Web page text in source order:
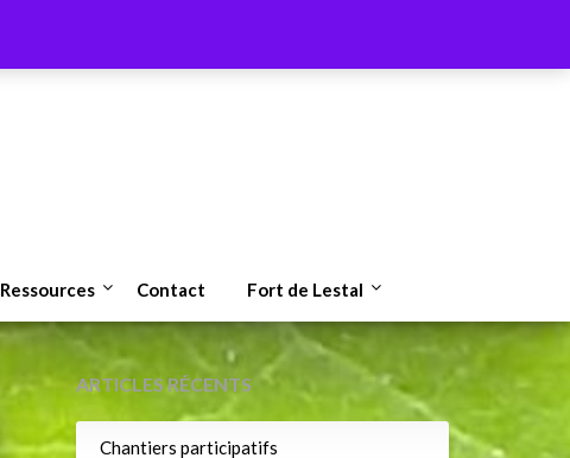
Ressources Contact Fort de Lestal
ARTICLES RÉCENTS
Chantiers participatifs